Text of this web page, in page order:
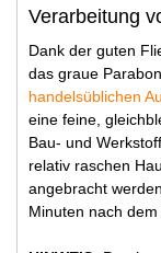
Verarbeitung
Dank der guten
das graue
handelsüblichen
eine feine,
Bau- und
relativ raschen
angebracht
Minuten nach dem